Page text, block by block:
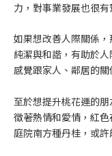
力，對事業發展也很有
如果想改善人際關係
純潔與和諧，有助於
感覺跟家人、鄰居的關
至於想提升桃花運的
徵著熱情和愛情，紅
庭院南方種丹桂，或